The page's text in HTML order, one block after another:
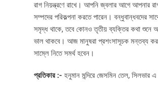
রাগ নিয়ন্ত্রণে রাখে। আপনি জ্বলার আগে আপনার
সম্পদের পরিকল্পনা করতে পারেন। বন্ধুবান্ধবদের
সমৃদ্ধ থাকে, তবে কোনও তৃতীয় ব্যক্তির কথা শুনে
ভাল থাকবে। আজ মানুষরা প্রশংসাসূচক মন্তব্য
সাম্লে নিতে সমর্থ হবেন।
প্রতিকার :- হনুমান মন্দিরে জেসমিন তেল, সিলভার